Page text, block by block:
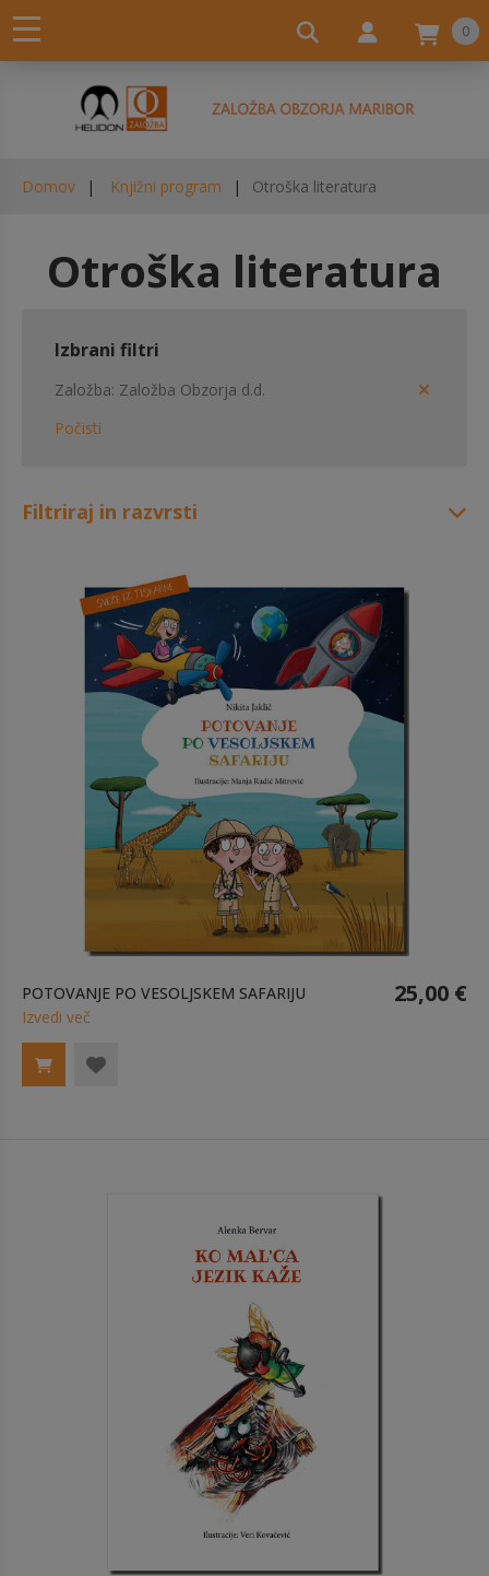
0
Domov Knjižni program Otroška literatura
Otroška literatura
POTOVANJE PO VESOLJSKEM SAFARIJU 25,00 €
Izvedi več
Izbrani filtri
Založba Založba Obzorja d.d.
Počisti
Filtriraj in razvrsti